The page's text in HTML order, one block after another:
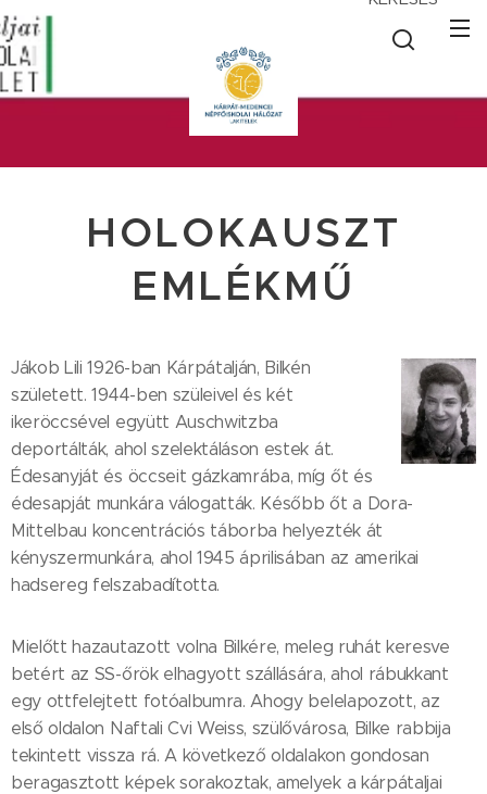
HOLOKAUSZT
EMLÉKMŰ
Jákob Lili 1926-ban Kárpátalján, Bilkén
született. 1944-ben szüleivel és két
ikeröccsével együtt Auschwitzba
deportálták, ahol szelektáláson estek át.
Édesanyját és öccseit gázkamrába, míg őt és
édesapját munkára válogatták. Később őt a Dora-
Mittelbau koncentrációs táborba helyezték át
kényszermunkára, ahol 1945 áprilisában az amerikai
hadsereg felszabadította.
Mielőtt hazautazott volna Bilkére, meleg ruhát keresve
betért az SS-őrök elhagyott szállására, ahol rábukkant
egy ottfelejtett fotóalbumra. Ahogy belelapozott, az
első oldalon Naftali Cvi Weiss, szülővárosa, Bilke rabbija
tekintett vissza rá. A következő oldalakon gondosan
beragasztott képek sorakoztak, amelyek a kárpátaljai